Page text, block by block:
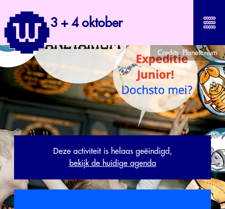
3 + 4 oktober
Credits: Planetarium
Deze activiteit is helaas geëindigd,
bekijk de huidige agenda